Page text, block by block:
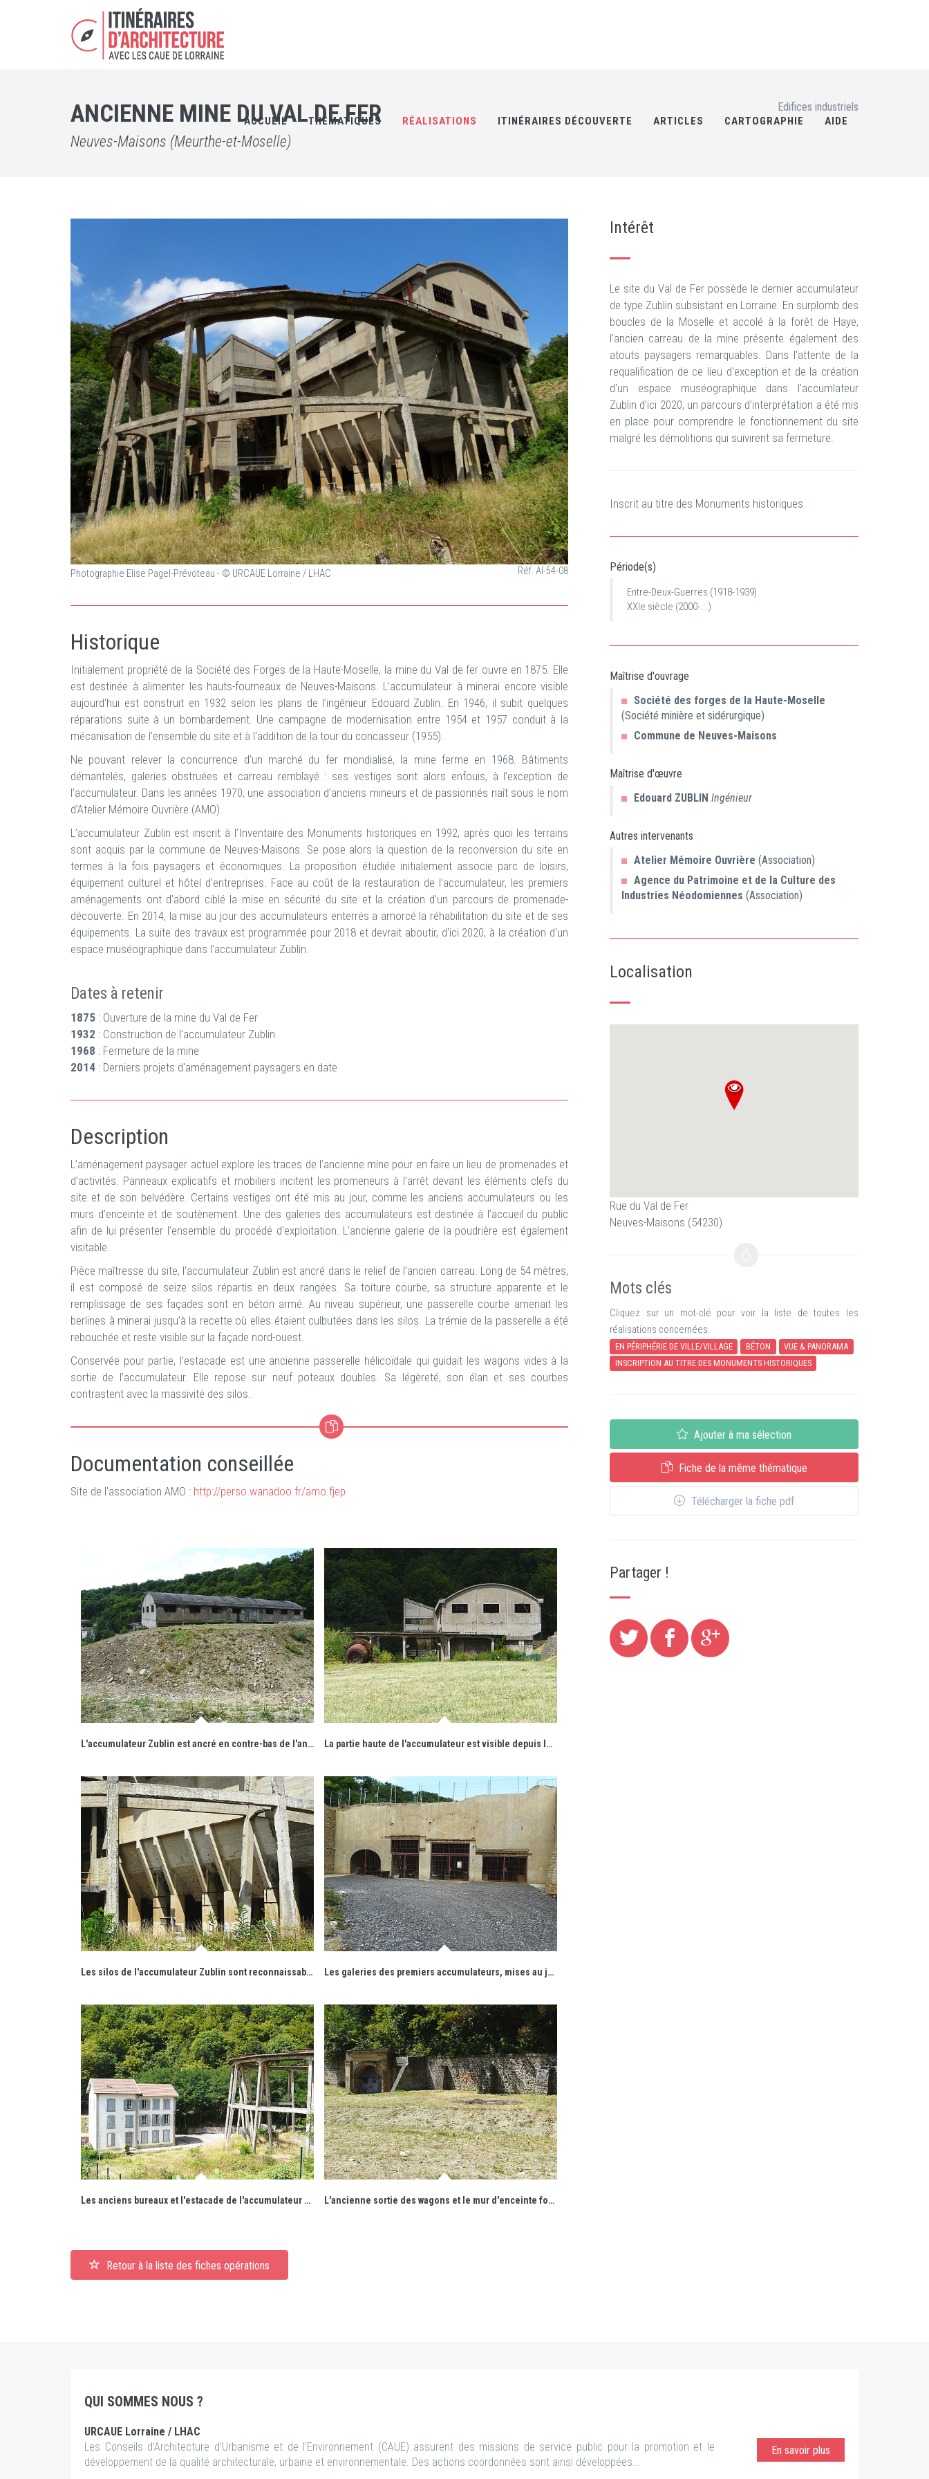
ACCUEIL THÉMATIQUES RÉALISATIONS ITINÉRAIRES DÉCOUVERTE ARTICLES CARTOGRAPHIE AIDE
ANCIENNE MINE DU VAL DE FER
Neuves-Maisons (Meurthe-et-Moselle)
Edifices industriels
Photographie Elise Pagel-Prévoteau - © URCAUE Lorraine / LHAC Réf. AI-54-08
Historique
Initialement propriété de la Société des Forges de la Haute-Moselle, la mine du Val de fer ouvre en 1875. Elle
est destinée à alimenter les hauts-fourneaux de Neuves-Maisons. L’accumulateur à minerai encore visible
aujourd'hui est construit en 1932 selon les plans de l’ingénieur Edouard Zublin. En 1946, il subit quelques
réparations suite à un bombardement. Une campagne de modernisation entre 1954 et 1957 conduit à la
mécanisation de l'ensemble du site et à l'addition de la tour du concasseur (1955).
Ne pouvant relever la concurrence d’un marché du fer mondialisé, la mine ferme en 1968. Bâtiments
démantelés, galeries obstruées et carreau remblayé : ses vestiges sont alors enfouis, à l’exception de
l’accumulateur. Dans les années 1970, une association d’anciens mineurs et de passionnés naît sous le nom
d’Atelier Mémoire Ouvrière (AMO).
L’accumulateur Zublin est inscrit à l’Inventaire des Monuments historiques en 1992, après quoi les terrains
sont acquis par la commune de Neuves-Maisons. Se pose alors la question de la reconversion du site en
termes à la fois paysagers et économiques. La proposition étudiée initialement associe parc de loisirs,
équipement culturel et hôtel d’entreprises. Face au coût de la restauration de l’accumulateur, les premiers
aménagements ont d’abord ciblé la mise en sécurité du site et la création d'un parcours de promenade-
découverte. En 2014, la mise au jour des accumulateurs enterrés a amorcé la réhabilitation du site et de ses
équipements. La suite des travaux est programmée pour 2018 et devrait aboutir, d'ici 2020, à la création d'un
espace muséographique dans l'accumulateur Zublin.
Dates à retenir
1875 : Ouverture de la mine du Val de Fer
1932 : Construction de l'accumulateur Zublin
1968 : Fermeture de la mine
2014 : Derniers projets d'aménagement paysagers en date
Description
L’aménagement paysager actuel explore les traces de l’ancienne mine pour en faire un lieu de promenades et
d’activités. Panneaux explicatifs et mobiliers incitent les promeneurs à l’arrêt devant les éléments clefs du
site et de son belvédère. Certains vestiges ont été mis au jour, comme les anciens accumulateurs ou les
murs d’enceinte et de soutènement. Une des galeries des accumulateurs est destinée à l’accueil du public
afin de lui présenter l’ensemble du procédé d’exploitation. L’ancienne galerie de la poudrière est également
visitable.
Pièce maîtresse du site, l’accumulateur Zublin est ancré dans le relief de l’ancien carreau. Long de 54 mètres,
il est composé de seize silos répartis en deux rangées. Sa toiture courbe, sa structure apparente et le
remplissage de ses façades sont en béton armé. Au niveau supérieur, une passerelle courbe amenait les
berlines à minerai jusqu’à la recette où elles étaient culbutées dans les silos. La trémie de la passerelle a été
rebouchée et reste visible sur la façade nord-ouest.
Conservée pour partie, l’estacade est une ancienne passerelle hélicoïdale qui guidait les wagons vides à la
sortie de l’accumulateur. Elle repose sur neuf poteaux doubles. Sa légèreté, son élan et ses courbes
contrastent avec la massivité des silos.
Documentation conseillée
Site de l'association AMO : http://perso.wanadoo.fr/amo.fjep
L'accumulateur Zublin est ancré en contre-bas de l'ancien carreau de mine. La partie haute de l'accumulateur est visible depuis les terrains aménagés en aire de promenades.
Les silos de l'accumulateur Zublin sont reconnaissables par leur forme trapézoïdale. Les galeries des premiers accumulateurs, mises au jour en 2014, accueillent désormais le public.
Les anciens bureaux et l'estacade de l'accumulateur Zublin encadrent l'accès au site. L'ancienne sortie des wagons et le mur d'enceinte font partie des derniers vestiges mis en valeur le long du parcours.
Retour à la liste des fiches opérations
Intérêt
Le site du Val de Fer possède le dernier accumulateur
de type Zublin subsistant en Lorraine. En surplomb des
boucles de la Moselle et accolé à la forêt de Haye,
l’ancien carreau de la mine présente également des
atouts paysagers remarquables. Dans l'attente de la
requalification de ce lieu d'exception et de la création
d'un espace muséographique dans l'accumlateur
Zublin d'ici 2020, un parcours d’interprétation a été mis
en place pour comprendre le fonctionnement du site
malgré les démolitions qui suivirent sa fermeture.
Inscrit au titre des Monuments historiques
Période(s)
Entre-Deux-Guerres (1918-1939)
XXIe siècle (2000-...)
Maîtrise d'ouvrage
Société des forges de la Haute-Moselle
(Société minière et sidérurgique)
Commune de Neuves-Maisons
Maîtrise d'œuvre
Edouard ZUBLIN Ingénieur
Autres intervenants
Atelier Mémoire Ouvrière (Association)
Agence du Patrimoine et de la Culture des
Industries Néodomiennes (Association)
Localisation
Rue du Val de Fer
Neuves-Maisons (54230)
Mots clés
Cliquez sur un mot-clé pour voir la liste de toutes les
réalisations concernées.
EN PÉRIPHÉRIE DE VILLE/VILLAGE BÉTON
VUE & PANORAMA
INSCRIPTION AU TITRE DES MONUMENTS HISTORIQUES
Ajouter à ma sélection
Fiche de la même thématique
Télécharger la fiche pdf
Partager !
QUI SOMMES NOUS ?
URCAUE Lorraine / LHAC
Les Conseils d’Architecture d’Urbanisme et de l’Environnement (CAUE) assurent des missions de service public pour la promotion et le
développement de la qualité architecturale, urbaine et environnementale. Des actions coordonnées sont ainsi développées...
En savoir plus